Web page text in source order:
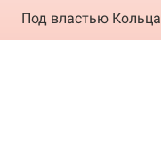
Под властью Кольца